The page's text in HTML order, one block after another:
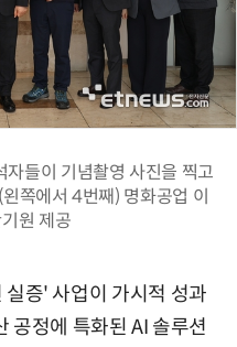
들이 기념촬영 사진을 찍고
쪽에서 4번째) 명화공업 이
원 제공
증' 사업이 가시적 성과
공정에 특화된 AI 솔루션